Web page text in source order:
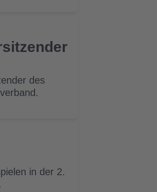
des
in der 2.